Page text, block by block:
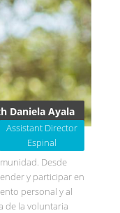
Daniela Ayala
Assistant Director
Espinal
con la
Desde
y participar en
personal y al
de la voluntaria